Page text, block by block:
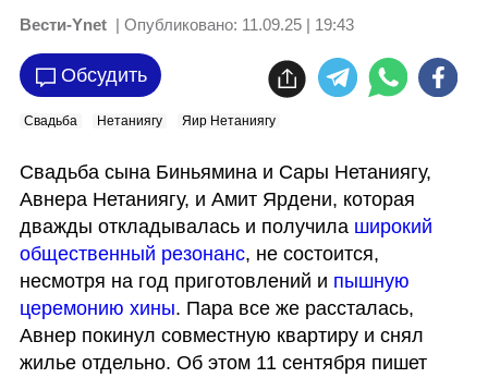
Вести-Ynet | Опубликовано: 11.09.25 | 19:43
Обсудить
Свадьба Нетаниягу Яир Нетаниягу
Свадьба сына Биньямина и Сары Нетаниягу,
Авнера Нетаниягу, и Амит Ярдени, которая
дважды откладывалась и получила широкий
общественный резонанс, не состоится,
несмотря на год приготовлений и пышную
церемонию хины. Пара все же рассталась,
Авнер покинул совместную квартиру и снял
жилье отдельно. Об этом 11 сентября пишет